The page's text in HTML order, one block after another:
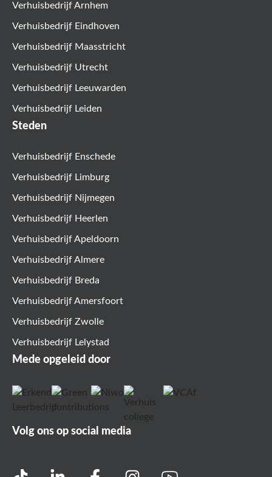
Verhuisbedrijf Arnhem
Verhuisbedrijf Eindhoven
Verhuisbedrijf Maasstricht
Verhuisbedrijf Utrecht
Verhuisbedrijf Leeuwarden
Verhuisbedrijf Leiden
Steden
Verhuisbedrijf Enschede
Verhuisbedrijf Limburg
Verhuisbedrijf Nijmegen
Verhuisbedrijf Heerlen
Verhuisbedrijf Apeldoorn
Verhuisbedrijf Almere
Verhuisbedrijf Breda
Verhuisbedrijf Amersfoort
Verhuisbedrijf Zwolle
Verhuisbedrijf Lelystad
Mede opgeleid door
Volg ons op social media